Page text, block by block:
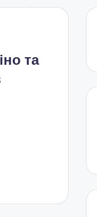
та